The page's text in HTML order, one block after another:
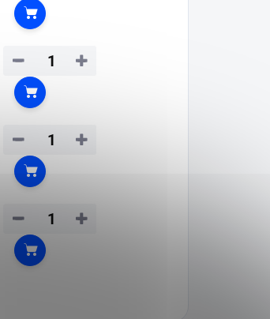
Do košíka
+
−
Do košíka
+
−
Do košíka
+
−
Do košíka